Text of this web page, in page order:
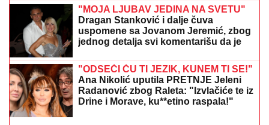
(FOTO) "AKO JE DETE PAMETNO, ZNA SE NA KOGA
JE - NA TETKU"Vanja Gudelj podelila objavu o
malom Ilijanu, Anastasija odmah reagovala